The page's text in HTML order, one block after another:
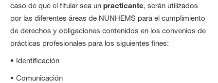
caso de que el titular sea unpracticante, serán utilizados
por las diferentes áreas de NUNHEMS para el cumplimiento
de derechos y obligaciones contenidos en los convenios de
prácticas profesionales para los siguientes fines:
• Identificación
• Comunicación